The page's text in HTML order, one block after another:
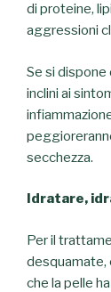
di proteine,
aggressioni
Se si dispone
inclini ai
secchezza.
Idratare,
Per il
desquamate,
che la pelle